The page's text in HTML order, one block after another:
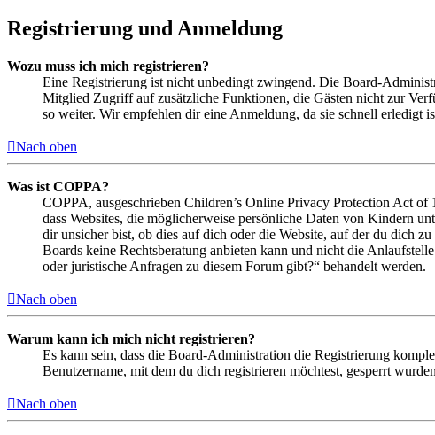
Registrierung und Anmeldung
Wozu muss ich mich registrieren?
Eine Registrierung ist nicht unbedingt zwingend. Die Board-
Mitglied Zugriff auf zusätzliche Funktionen, die Gästen nicht zur
so weiter. Wir empfehlen dir eine Anmeldung, da sie schnell erledigt
Nach oben
Was ist COPPA?
COPPA, ausgeschrieben Children’s Online Privacy Protection Act
dass Websites, die möglicherweise persönliche Daten von Kindern
dir unsicher bist, ob dies auf dich oder die Website, auf der du dich
Boards keine Rechtsberatung anbieten kann und nicht die
oder juristische Anfragen zu diesem Forum gibt?“ behandelt werden.
Nach oben
Warum kann ich mich nicht registrieren?
Es kann sein, dass die Board-Administration die Registrierung
Benutzername, mit dem du dich registrieren möchtest, gesperrt
Nach oben